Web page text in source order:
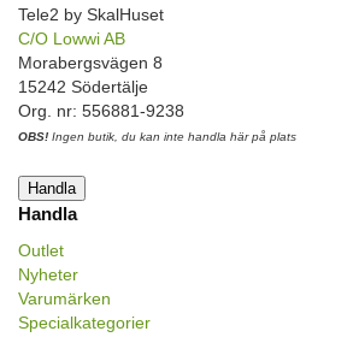
Tele2 by SkalHuset
C/O Lowwi AB
Morabergsvägen 8
15242 Södertälje
Org. nr: 556881-9238
OBS! Ingen butik, du kan inte handla här på plats
Handla
Handla
Outlet
Nyheter
Varumärken
Specialkategorier